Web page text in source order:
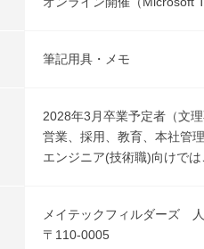
筆記用具・メモ
2028年3月卒業予定者（文理
営業、採用、教育、本社管
エンジニア(技術職)向けで
メイテックフィルダーズ
〒110-0005